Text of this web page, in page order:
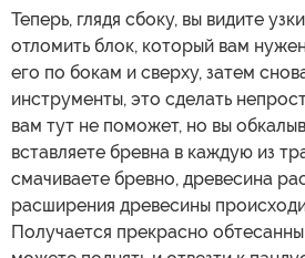
Теперь, глядя сбоку, вы видите
отломить блок, который вам
его по бокам и сверху, затем
инструменты, это сделать
вам тут не поможет, но вы
вставляете бревна в каждую из
смачиваете бревно, древесина
расширения древесины
Получается прекрасно